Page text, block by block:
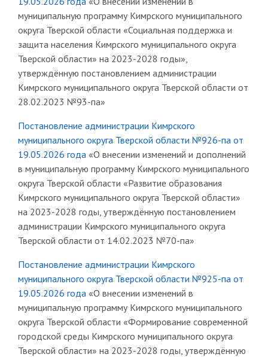
муниципальную программу Кимрского муниципального
округа Тверской области «Социальная поддержка и
защита населения Кимрского муниципального округа
Тверской области» на 2023-2028 годы»,
утверждённую постановлением администрации
Кимрского муниципального округа Тверской области от
28.02.2023 №93-па»
Постановление администрации Кимрского
муниципального округа Тверской области №926-па от
19.05.2026 года «О внесении изменений и дополнений
в муниципальную программу Кимрского муниципального
округа Тверской области «Развитие образования
Кимрского муниципального округа Тверской области»
на 2023-2028 годы, утверждённую постановлением
администрации Кимрского муниципального округа
Тверской области от 14.02.2023 №70-па»
Постановление администрации Кимрского
муниципального округа Тверской области №925-па от
19.05.2026 года «О внесении изменений в
муниципальную программу Кимрского муниципального
округа Тверской области «Формирование современной
городской среды Кимрского муниципального округа
Тверской области» на 2023-2028 годы, утверждённую